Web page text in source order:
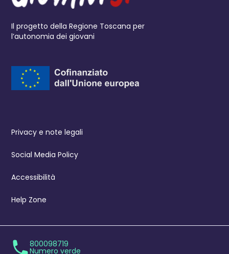
Il progetto della Regione Toscana per
l’autonomia dei giovani
Privacy e note legali
Social Media Policy
Accessibilità
Help Zone
800098719
Numero verde